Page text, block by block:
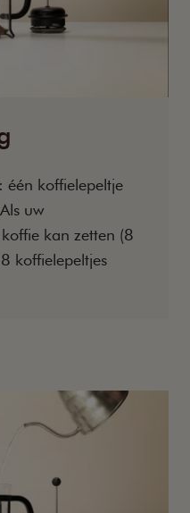
één koffielepeltje
uw
kan zetten (8
koffielepeltjes